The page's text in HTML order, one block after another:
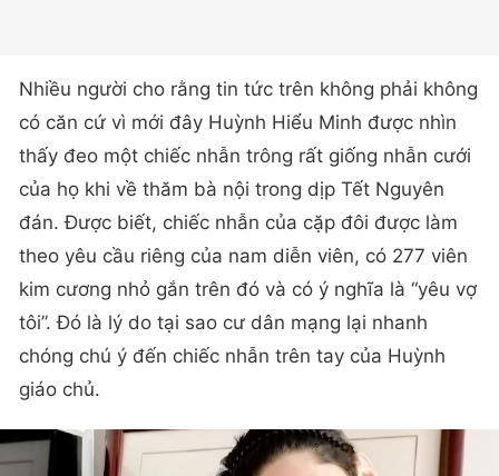
Nhiều người cho rằng tin tức trên không phải không
có căn cứ vì mới đây Huỳnh Hiểu Minh được nhìn
thấy đeo một chiếc nhẫn trông rất giống nhẫn cưới
của họ khi về thăm bà nội trong dịp Tết Nguyên
đán. Được biết, chiếc nhẫn của cặp đôi được làm
theo yêu cầu riêng của nam diễn viên, có 277 viên
kim cương nhỏ gắn trên đó và có ý nghĩa là “yêu vợ
tôi”. Đó là lý do tại sao cư dân mạng lại nhanh
chóng chú ý đến chiếc nhẫn trên tay của Huỳnh
giáo chủ.